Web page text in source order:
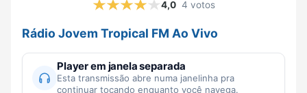
4,0 4 votos
Rádio Jovem Tropical FM Ao Vivo
Player em janela separada
Esta transmissão abre numa janelinha pra
continuar tocando enquanto você navega.